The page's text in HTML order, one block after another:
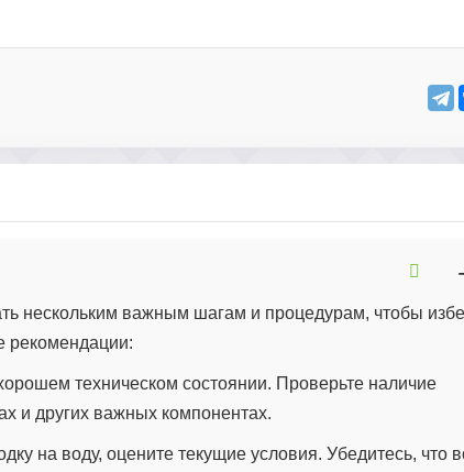
нескольким важным шагам и процедурам, чтобы
рекомендации:
техническом состоянии. Проверьте наличие
и других важных компонентах.
на воду, оцените текущие условия. Убедитесь, что